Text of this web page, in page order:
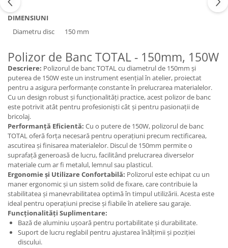
DIMENSIUNI
Diametru disc
150 mm
Polizor de Banc TOTAL - 150mm, 150W
Descriere: Polizorul de banc TOTAL cu diametrul de 150mm și
puterea de 150W este un instrument esențial în atelier, proiectat
pentru a asigura performanțe constante în prelucrarea materialelor.
Cu un design robust și funcționalități practice, acest polizor de banc
este potrivit atât pentru profesioniști cât și pentru pasionații de
bricolaj.
Performanță Eficientă: Cu o putere de 150W, polizorul de banc
TOTAL oferă forța necesară pentru operațiuni precum rectificarea,
ascutirea și finisarea materialelor. Discul de 150mm permite o
suprafață generoasă de lucru, facilitând prelucrarea diverselor
materiale cum ar fi metalul, lemnul sau plasticul.
Ergonomie și Utilizare Confortabilă: Polizorul este echipat cu un
maner ergonomic și un sistem solid de fixare, care contribuie la
stabilitatea și manevrabilitatea optimă în timpul utilizării. Acesta este
ideal pentru operațiuni precise și fiabile în ateliere sau garaje.
Funcționalități Suplimentare:
Bază de aluminiu ușoară pentru portabilitate și durabilitate.
Suport de lucru reglabil pentru ajustarea înălțimii și poziției
discului.